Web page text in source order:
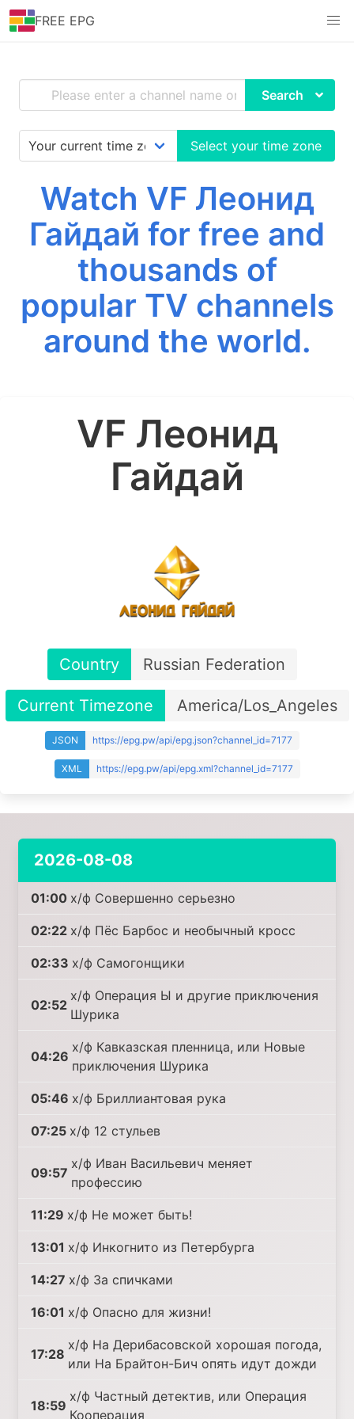
FREE EPG
Search
Select your time zone
Watch VF Леонид
Гайдай for free and
thousands of
popular TV channels
around the world.
VF Леонид
Гайдай
Country Russian Federation
Current Timezone America/Los_Angeles
JSON https://epg.pw/api/epg.json?channel_id=7177
XML https://epg.pw/api/epg.xml?channel_id=7177
2026-08-08
01:00 х/ф Совершенно серьезно
02:22 х/ф Пёс Барбос и необычный кросс
02:33 х/ф Самогонщики
02:52
х/ф Операция Ы и другие приключения
Шурика
04:26
х/ф Кавказская пленница, или Новые
приключения Шурика
05:46 х/ф Бриллиантовая рука
07:25 х/ф 12 стульев
09:57
х/ф Иван Васильевич меняет
профессию
11:29 х/ф Не может быть!
13:01 х/ф Инкогнито из Петербурга
14:27 х/ф За спичками
16:01 х/ф Опасно для жизни!
17:28
х/ф На Дерибасовской хорошая погода,
или На Брайтон-Бич опять идут дожди
18:59
х/ф Частный детектив, или Операция
Кооперация